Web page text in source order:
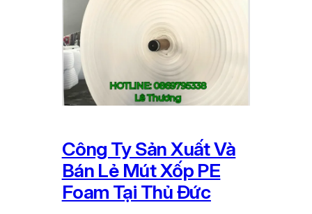
Công Ty Sản Xuất Và
Bán Lẻ Mút Xốp PE
Foam Tại Thủ Đức